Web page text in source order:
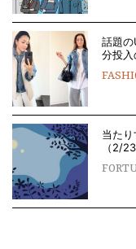
話題
分投入
当た
（2/